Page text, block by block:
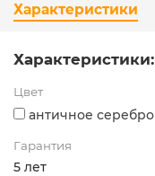
Характеристики
Характеристики:
Цвет
античное серебро
Гарантия
5 лет